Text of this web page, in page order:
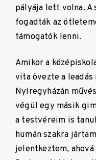
pályája lett volna.
fogadták az
támogatók lenni.
Amikor a
vita övezte a
Nyíregyházán
végül egy másik
a testvéreim is
humán szakra
jelentkeztem,